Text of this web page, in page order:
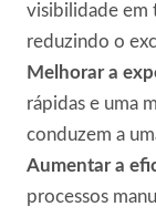
visibilidade em
reduzindo o
Melhorar a
rápidas e uma
conduzem a
Aumentar a
processos